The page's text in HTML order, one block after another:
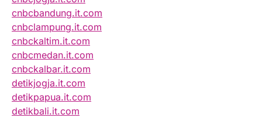
cnbcbandung.it.com
cnbclampung.it.com
cnbckaltim.it.com
cnbcmedan.it.com
cnbckalbar.it.com
detikjogja.it.com
detikpapua.it.com
detikbali.it.com